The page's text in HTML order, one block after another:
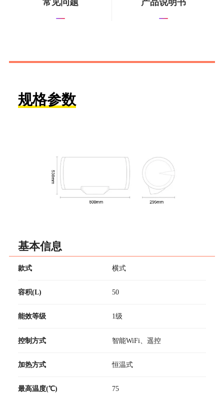
常见问题 产品说明书
规格参数
基本信息
款式 横式
容积(L) 50
能效等级 1级
控制方式 智能WiFi、遥控
加热方式 恒温式
最高温度(℃) 75